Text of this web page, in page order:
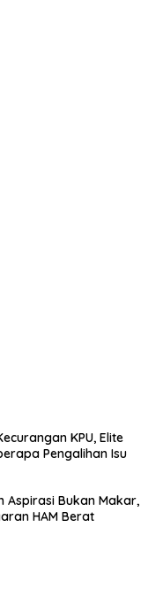
KPU, Elite
Pengalihan Isu
Aspirasi Bukan Makar,
HAM Berat